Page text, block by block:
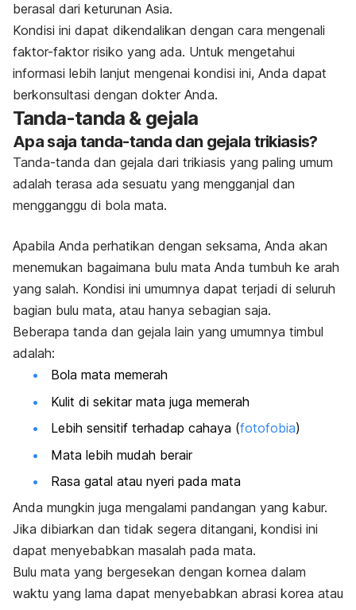
berasal dari keturunan Asia.
Kondisi ini dapat dikendalikan dengan cara mengenali
faktor-faktor risiko yang ada. Untuk mengetahui
informasi lebih lanjut mengenai kondisi ini, Anda dapat
berkonsultasi dengan dokter Anda.
Tanda-tanda & gejala
Apa saja tanda-tanda dan gejala trikiasis?
Tanda-tanda dan gejala dari trikiasis yang paling umum
adalah terasa ada sesuatu yang mengganjal dan
mengganggu di bola mata.
Apabila Anda perhatikan dengan seksama, Anda akan
menemukan bagaimana bulu mata Anda tumbuh ke arah
yang salah. Kondisi ini umumnya dapat terjadi di seluruh
bagian bulu mata, atau hanya sebagian saja.
Beberapa tanda dan gejala lain yang umumnya timbul
adalah:
Bola mata memerah
Kulit di sekitar mata juga memerah
Lebih sensitif terhadap cahaya (fotofobia)
Mata lebih mudah berair
Rasa gatal atau nyeri pada mata
Anda mungkin juga mengalami pandangan yang kabur.
Jika dibiarkan dan tidak segera ditangani, kondisi ini
dapat menyebabkan masalah pada mata.
Bulu mata yang bergesekan dengan kornea dalam
waktu yang lama dapat menyebabkan abrasi korea atau